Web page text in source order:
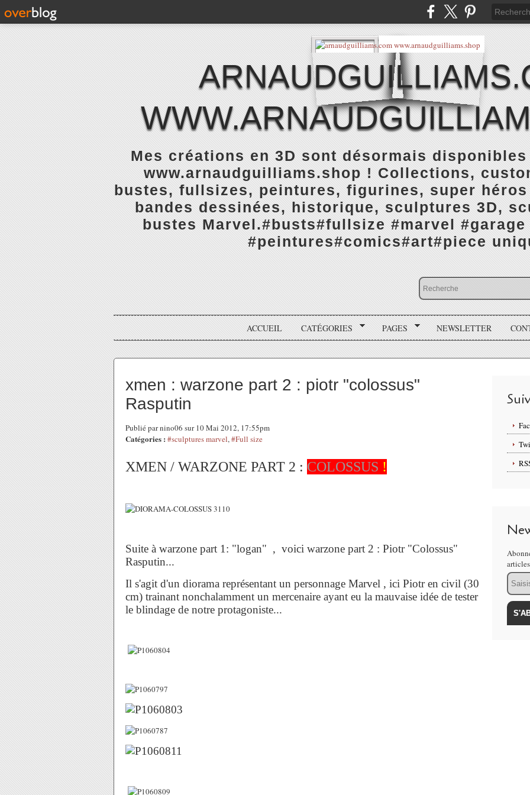
Mes créations en 3D sont désormais
www.arnaudguilliams.shop ! Collections,
bustes, fullsizes, peintures, figurines, super
bandes dessinées, historique, sculptures 3D,
bustes Marvel.#busts#fullsize #marvel
#peintures#comics#art#piece
ACCUEIL CATÉGORIES PAGES NEWSLETTER
xmen : warzone part 2 : piotr "colossus"
Rasputin
Publié par nino06 sur 10 Mai 2012, 17:55pm
Catégories : #sculptures marvel,#Full size
XMEN / WARZONE PART 2 : COLOSSUS !
Suite à warzone part 1: "logan" , voici warzone part 2 : Piotr "Colossus"
Rasputin...
Il s'agit d'un diorama représentant un personnage Marvel , ici Piotr en civil (30
cm) trainant nonchalamment un mercenaire ayant eu la mauvaise idée de tester
le blindage de notre protagoniste...
Email